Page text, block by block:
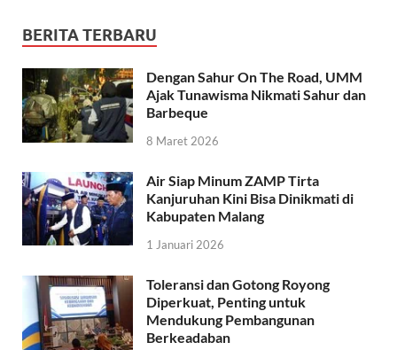
BERITA TERBARU
Dengan Sahur On The Road, UMM
Ajak Tunawisma Nikmati Sahur dan
Barbeque
8 Maret 2026
Air Siap Minum ZAMP Tirta
Kanjuruhan Kini Bisa Dinikmati di
Kabupaten Malang
1 Januari 2026
Toleransi dan Gotong Royong
Diperkuat, Penting untuk
Mendukung Pembangunan
Berkeadaban